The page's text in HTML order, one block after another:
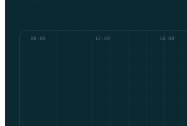
08:00 12:00 16:00